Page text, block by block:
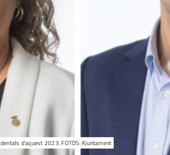
d'aquest 2023. FOTOS: AJuntament